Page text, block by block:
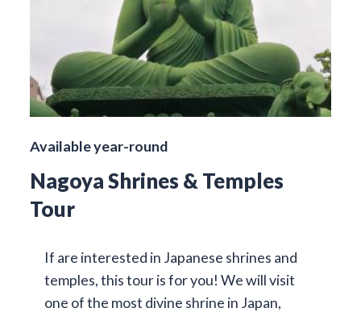
Available year-round
Nagoya Shrines & Temples
Tour
If are interested in Japanese shrines and
temples, this tour is for you! We will visit
one of the most divine shrine in Japan,